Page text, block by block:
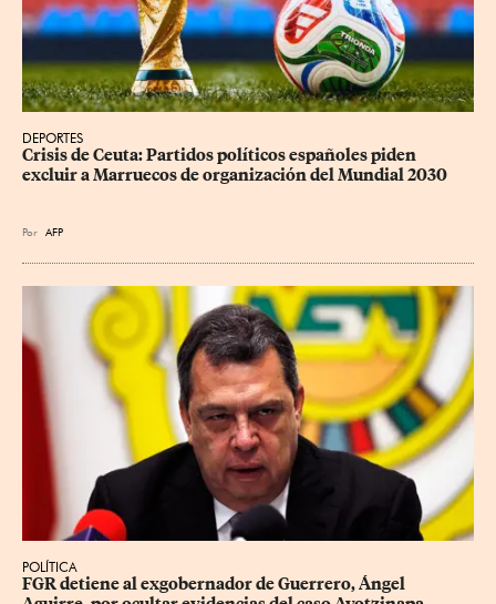
DEPORTES
Crisis de Ceuta: Partidos políticos españoles piden
excluir a Marruecos de organización del Mundial 2030
Por AFP
POLÍTICA
FGR detiene al exgobernador de Guerrero, Ángel